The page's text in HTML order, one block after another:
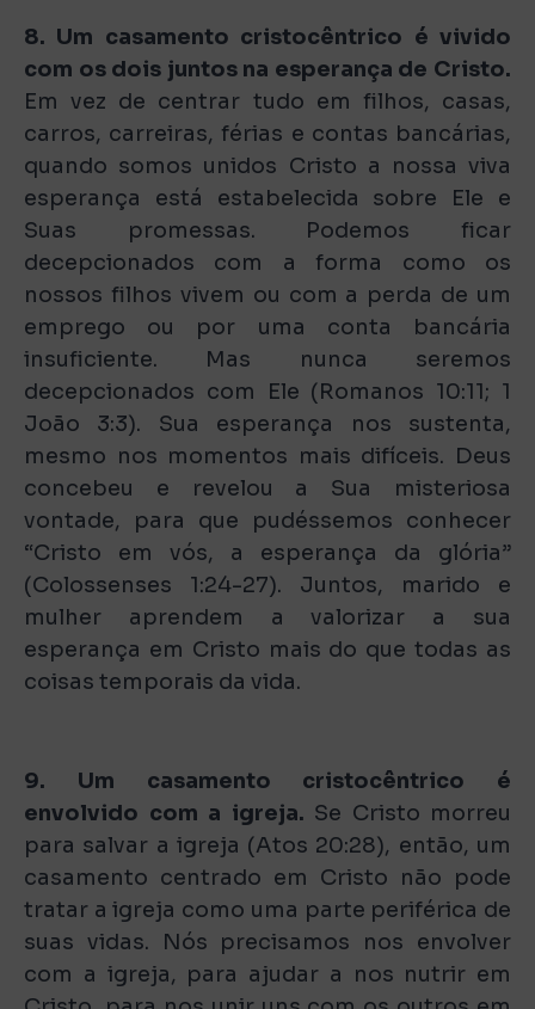
8. Um casamento cristocêntrico é vivido
com os dois juntos na esperança de Cristo.
Em vez de centrar tudo em filhos, casas,
carros, carreiras, férias e contas bancárias,
quando somos unidos Cristo a nossa viva
esperança está estabelecida sobre Ele e
Suas promessas. Podemos ficar
decepcionados com a forma como os
nossos filhos vivem ou com a perda de um
emprego ou por uma conta bancária
insuficiente. Mas nunca seremos
decepcionados com Ele (Romanos 10:11; 1
João 3:3). Sua esperança nos sustenta,
mesmo nos momentos mais difíceis. Deus
concebeu e revelou a Sua misteriosa
vontade, para que pudéssemos conhecer
“Cristo em vós, a esperança da glória”
(Colossenses 1:24-27). Juntos, marido e
mulher aprendem a valorizar a sua
esperança em Cristo mais do que todas as
coisas temporais da vida.
9. Um casamento cristocêntrico é
envolvido com a igreja. Se Cristo morreu
para salvar a igreja (Atos 20:28), então, um
casamento centrado em Cristo não pode
tratar a igreja como uma parte periférica de
suas vidas. Nós precisamos nos envolver
com a igreja, para ajudar a nos nutrir em